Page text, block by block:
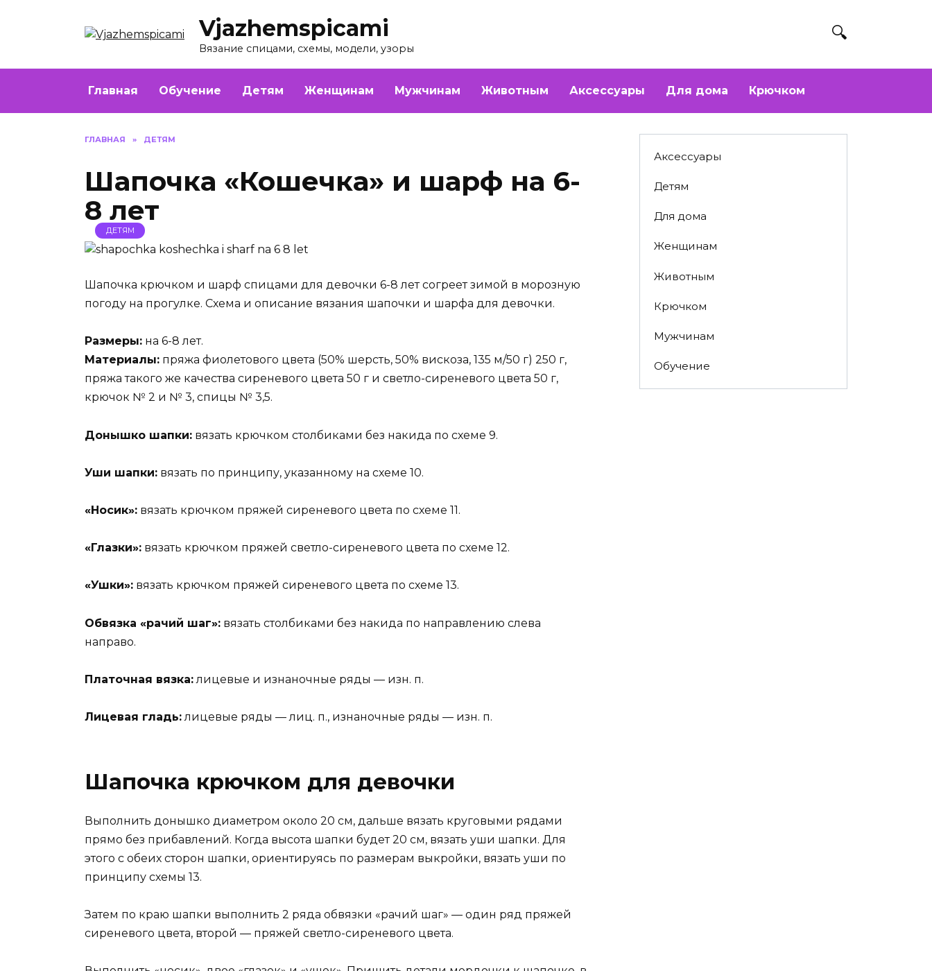
Vjazhemspicami
Вязание спицами, схемы, модели, узоры
Главная Обучение Детям Женщинам Мужчинам Животным Аксессуары Для дома Крючком
ГЛАВНАЯ » ДЕТЯМ
Шапочка «Кошечка» и шарф на 6-
8 лет
ДЕТЯМ
Шапочка крючком и шарф спицами для девочки 6-8 лет согреет зимой в морозную
погоду на прогулке. Схема и описание вязания шапочки и шарфа для девочки.
Размеры: на 6-8 лет.
Материалы: пряжа фиолетового цвета (50% шерсть, 50% вискоза, 135 м/50 г) 250 г,
пряжа такого же качества сиреневого цвета 50 г и светло-сиреневого цвета 50 г,
крючок № 2 и № 3, спицы № 3,5.
Донышко шапки: вязать крючком столбиками без накида по схеме 9.
Уши шапки: вязать по принципу, указанному на схеме 10.
«Носик»: вязать крючком пряжей сиреневого цвета по схеме 11.
«Глазки»: вязать крючком пряжей светло-сиреневого цвета по схеме 12.
«Ушки»: вязать крючком пряжей сиреневого цвета по схеме 13.
Обвязка «рачий шаг»: вязать столбиками без накида по направлению слева
направо.
Платочная вязка: лицевые и изнаночные ряды — изн. п.
Лицевая гладь:лицевые ряды — лиц. п., изнаночные ряды — изн. п.
Шапочка крючком для девочки
Выполнить донышко диаметром около 20 см, дальше вязать круговыми рядами
прямо без прибавлений. Когда высота шапки будет 20 см, вязать уши шапки. Для
этого с обеих сторон шапки, ориентируясь по размерам выкройки, вязать уши по
принципу схемы 13.
Затем по краю шапки выполнить 2 ряда обвязки «рачий шаг» — один ряд пряжей
сиреневого цвета, второй — пряжей светло-сиреневого цвета.
Аксессуары
Детям
Для дома
Женщинам
Животным
Крючком
Мужчинам
Обучение